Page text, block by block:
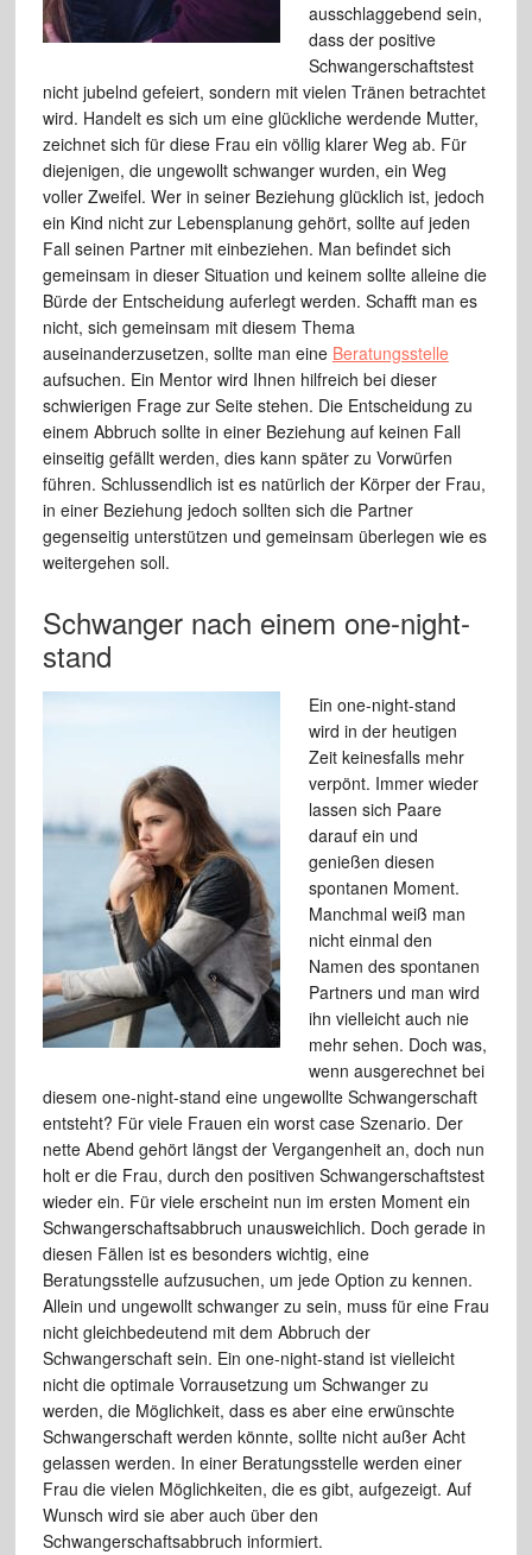
ausschlaggebend sein,
dass der positive
Schwangerschaftstest
nicht jubelnd gefeiert, sondern mit vielen Tränen betrachtet
wird. Handelt es sich um eine glückliche werdende Mutter,
zeichnet sich für diese Frau ein völlig klarer Weg ab. Für
diejenigen, die ungewollt schwanger wurden, ein Weg
voller Zweifel. Wer in seiner Beziehung glücklich ist, jedoch
ein Kind nicht zur Lebensplanung gehört, sollte auf jeden
Fall seinen Partner mit einbeziehen. Man befindet sich
gemeinsam in dieser Situation und keinem sollte alleine die
Bürde der Entscheidung auferlegt werden. Schafft man es
nicht, sich gemeinsam mit diesem Thema
auseinanderzusetzen, sollte man eine Beratungsstelle
aufsuchen. Ein Mentor wird Ihnen hilfreich bei dieser
schwierigen Frage zur Seite stehen. Die Entscheidung zu
einem Abbruch sollte in einer Beziehung auf keinen Fall
einseitig gefällt werden, dies kann später zu Vorwürfen
führen. Schlussendlich ist es natürlich der Körper der Frau,
in einer Beziehung jedoch sollten sich die Partner
gegenseitig unterstützen und gemeinsam überlegen wie es
weitergehen soll.
Schwanger nach einem one-night-
stand
Ein one-night-stand
wird in der heutigen
Zeit keinesfalls mehr
verpönt. Immer wieder
lassen sich Paare
darauf ein und
genießen diesen
spontanen Moment.
Manchmal weiß man
nicht einmal den
Namen des spontanen
Partners und man wird
ihn vielleicht auch nie
mehr sehen. Doch was,
wenn ausgerechnet bei
diesem one-night-stand eine ungewollte Schwangerschaft
entsteht? Für viele Frauen ein worst case Szenario. Der
nette Abend gehört längst der Vergangenheit an, doch nun
holt er die Frau, durch den positiven Schwangerschaftstest
wieder ein. Für viele erscheint nun im ersten Moment ein
Schwangerschaftsabbruch unausweichlich. Doch gerade in
diesen Fällen ist es besonders wichtig, eine
Beratungsstelle aufzusuchen, um jede Option zu kennen.
Allein und ungewollt schwanger zu sein, muss für eine Frau
nicht gleichbedeutend mit dem Abbruch der
Schwangerschaft sein. Ein one-night-stand ist vielleicht
nicht die optimale Vorrausetzung um Schwanger zu
werden, die Möglichkeit, dass es aber eine erwünschte
Schwangerschaft werden könnte, sollte nicht außer Acht
gelassen werden. In einer Beratungsstelle werden einer
Frau die vielen Möglichkeiten, die es gibt, aufgezeigt. Auf
Wunsch wird sie aber auch über den
Schwangerschaftsabbruch informiert.